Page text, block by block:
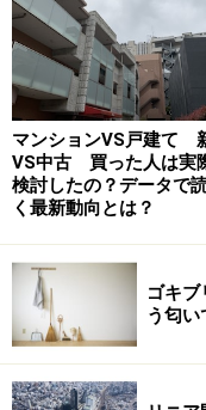
「看板を据えつける
明されているのか、
購入者のなかには
人もいるでしょう
になってしまう人も
屋上といえども購
てた側のマンショ
いうわけではないは
マンションVS戸建て
VS中古 買った人は実
検討したの？データで
く最新動向とは？
ゴキ
う匂い